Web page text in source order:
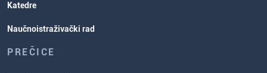
Katedre
Naučnoistraživački rad
PREČICE